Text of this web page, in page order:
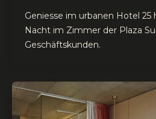
Geniesse im urbanen Hotel 25
Nacht im Zimmer der Plaza
Geschäftskunden.